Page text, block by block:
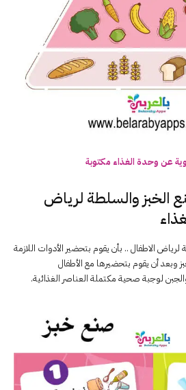
عن وحدة الغذاء مكتوبة
الخبز والسلطة لرياض
الاطفال .. بأن يقوم بتحضير الأدوات اللازمة
وبعد أن يقوم بتحضيرها مع الأطفال
لوجبة صحية مكتملة العناصر الغذائية.